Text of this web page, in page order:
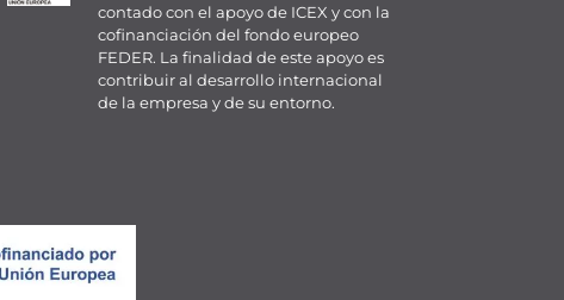
contado con el apoyo de ICEX y con la
cofinanciación del fondo europeo
FEDER. La finalidad de este apoyo es
contribuir al desarrollo internacional
de la empresa y de su entorno.